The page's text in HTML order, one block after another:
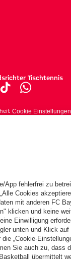
Tischtennis
Cookie Einstellungen